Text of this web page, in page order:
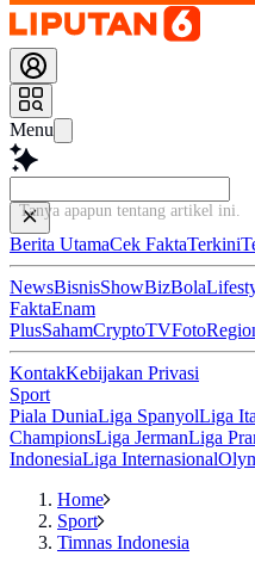
Menu
Tanya apapun tentang artike
Berita UtamaCek FaktaTerkini
NewsBisnisShowBizBola
FaktaEnam
PlusSahamCryptoTVFoto
KontakKebijakan Privasi
Sport
Piala DuniaLiga SpanyolLiga
ChampionsLiga JermanLiga
IndonesiaLiga Internasional
Home
Sport
Timnas Indonesia